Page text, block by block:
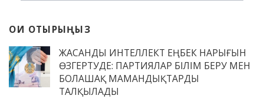
ОҚИ ОТЫРЫҢЫЗ
ЖАСАНДЫ ИНТЕЛЛЕКТ ЕҢБЕК НАРЫҒЫН
ӨЗГЕРТУДЕ: ПАРТИЯЛАР БІЛІМ БЕРУ МЕН
БОЛАШАҚ МАМАНДЫҚТАРДЫ
ТАЛҚЫЛАДЫ